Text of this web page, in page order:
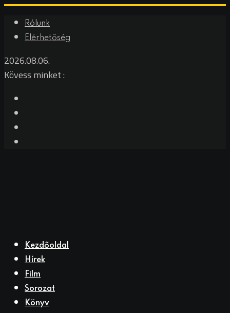
Skip
Rólunk
Elérhetőség
2026.08.06.
Kövess minket :
Kezdőoldal
Hírek
Film
Sorozat
Könyv